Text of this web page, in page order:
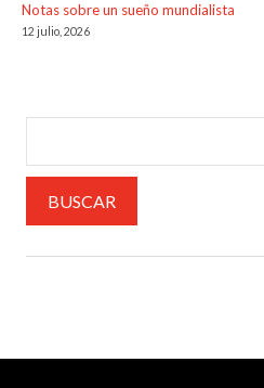
Notas sobre un sueño mundialista
12 julio, 2026